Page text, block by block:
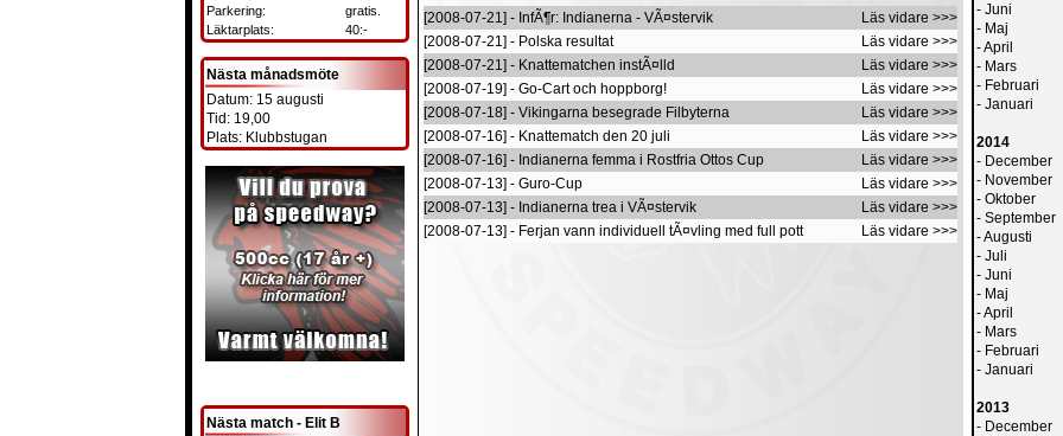
Parkering:
gratis.
Läktarplats:
40:-
Nästa månadsmöte
Datum: 15 augusti
Tid: 19,00
Plats: Klubbstugan
Nästa match - Elit B
[2008-07-21] - InfÃ¶r: Indianerna - VÃ¤stervik
Läs vidare >>>
[2008-07-21] - Polska resultat
Läs vidare >>>
[2008-07-21] - Knattematchen instÃ¤lld
Läs vidare >>>
[2008-07-19] - Go-Cart och hoppborg!
Läs vidare >>>
[2008-07-18] - Vikingarna besegrade Filbyterna
Läs vidare >>>
[2008-07-16] - Knattematch den 20 juli
Läs vidare >>>
[2008-07-16] - Indianerna femma i Rostfria Ottos Cup
Läs vidare >>>
[2008-07-13] - Guro-Cup
Läs vidare >>>
[2008-07-13] - Indianerna trea i VÃ¤stervik
Läs vidare >>>
[2008-07-13] - Ferjan vann individuell tÃ¤vling med full pott
Läs vidare >>>
- Juni
- Maj
-April
- Mars
- Februari
- Januari
2014
- December
- November
- Oktober
- September
-Augusti
- Juli
- Juni
- Maj
-April
- Mars
- Februari
- Januari
2013
- December